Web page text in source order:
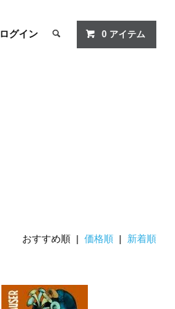
ログイン 0 アイテム
おすすめ順 |価格順 | 新着順